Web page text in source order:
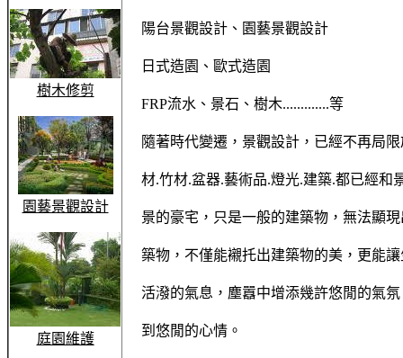
樹木修剪
園藝景觀設計
庭園維護
陽台景觀設計、園藝景觀設計
日式造園、歐式造園
FRP流水、景石、樹木.............等
隨著時代變遷，景觀設計，已經不再局
材.竹材.盆器.藝術品.燈光.建築.都已經和
景的豪宅，只是一般的建築物，無法顯
築物，不僅能襯托出建築物的美，更能
活潑的氣息，塵囂中增添幾許悠閒的氣
到悠閒的心情。